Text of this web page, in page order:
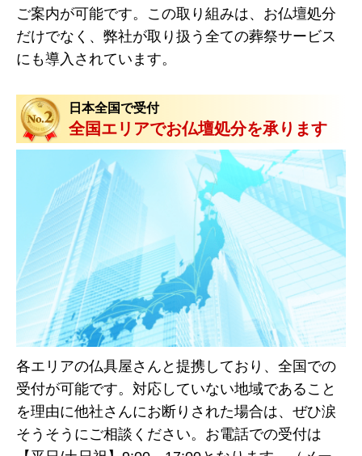
ご案内が可能です。この取り組みは、お仏壇処分
だけでなく、弊社が取り扱う全ての葬祭サービス
にも導入されています。
日本全国で受付
全国エリアでお仏壇処分を承ります
各エリアの仏具屋さんと提携しており、全国での
受付が可能です。対応していない地域であること
を理由に他社さんにお断りされた場合は、ぜひ涙
そうそうにご相談ください。お電話での受付は